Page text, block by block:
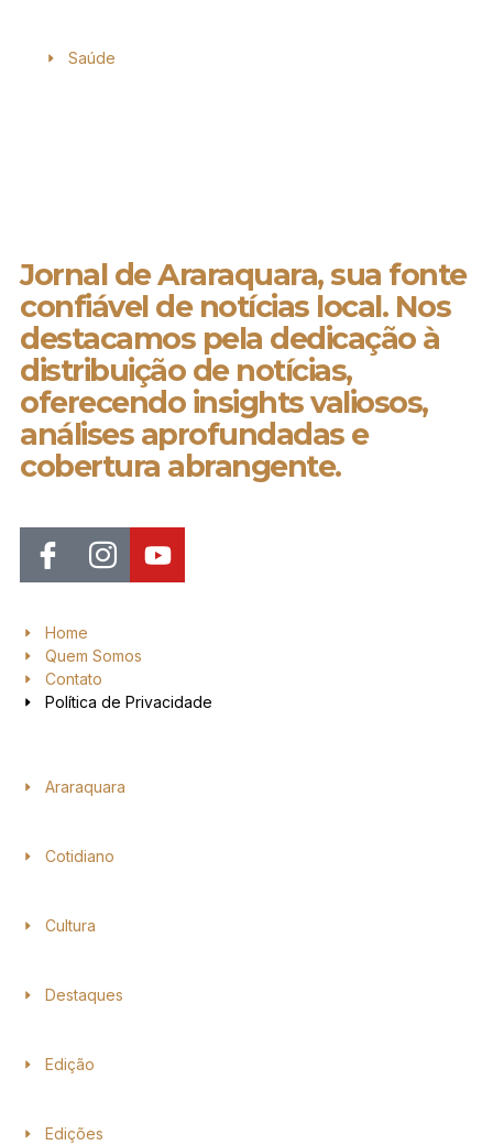
Saúde
Jornal de Araraquara, sua fonte
confiável de notícias local. Nos
destacamos pela dedicação à
distribuição de notícias,
oferecendo insights valiosos,
análises aprofundadas e
cobertura abrangente.
Home
Quem Somos
Contato
Política de Privacidade
Araraquara
Cotidiano
Cultura
Destaques
Edição
Edições